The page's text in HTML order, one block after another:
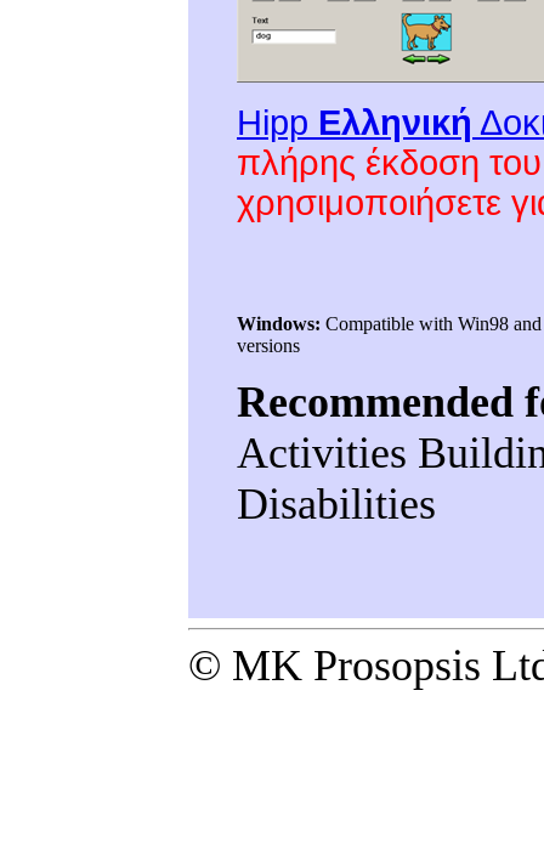
Hipp Ελληνική
πλήρης έκδοση
χρησιμοποιήσετε
Windows: Compatible with Win98 and
versions
Recommended
Activities
Disabilities
© MK Prosopsis